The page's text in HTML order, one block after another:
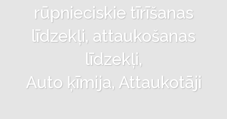
rūpnieciskie tīrīšanas
līdzekļi, attaukošanas
līdzekļi,
Auto ķīmija, Attaukotāji